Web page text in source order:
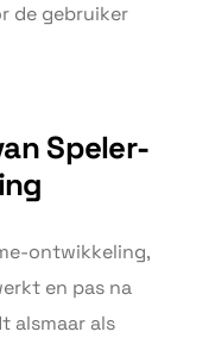
de gebruiker
Speler-
ontwikkeling,
en pas na
alsmaar als